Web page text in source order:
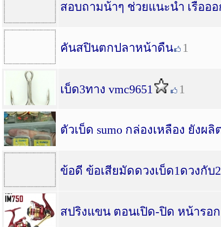
สอบถามน้าๆ ช่วยแนะนำ เรืออ
คันสปินตกปลาหน้าดืน 1
เบ็ด3ทาง vmc9651 1
ตัวเบ็ด sumo กล่องเหลือง ยังผ
ข้อดี ข้อเสียมัดดวงเบ็ด1ดวงกับ
สปริงแขน ตอนเปิด-ปิด หน้ารอ